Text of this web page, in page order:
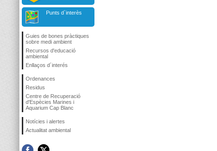
Punts d`interès
Guies de bones pràctiques
sobre medi ambient
Recursos d'educació
ambiental
Enllaços d´interés
Ordenances
Residus
Centre de Recuperació
d'Espècies Marines i
Aquarium Cap Blanc
Notícies i alertes
Actualitat ambiental